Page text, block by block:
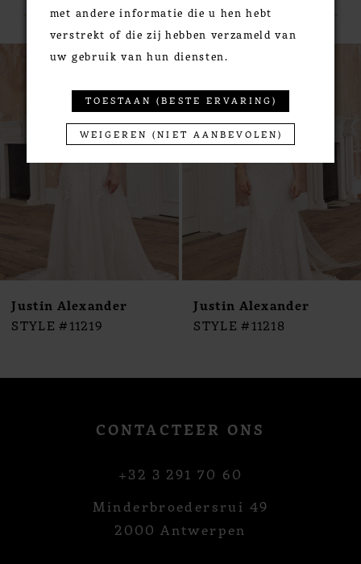
PAUSE AUTOPLAY
PREVIOUS SLIDE
NEXT SLIDE
4
10
11
12
14
Justin Alexander
STYLE #11219
Justin Alexander
STYLE #11218
CONTACTEER ONS
+32 3 291 70 60
Minderbroedersrui 49
2000 Antwerpen
met andere informatie die u hen hebt
verstrekt of die zij hebben verzameld van
uw gebruik van hun diensten.
TOESTAAN (BESTE ERVARING)
WEIGEREN (NIET AANBEVOLEN)